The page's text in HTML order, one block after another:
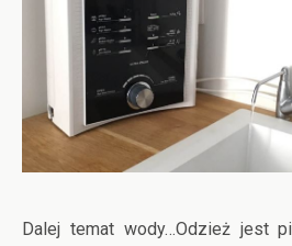
Dalej temat wody…Odzież jest